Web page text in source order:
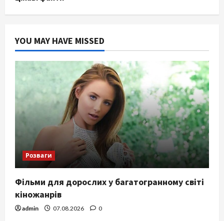
YOU MAY HAVE MISSED
Розваги
Фільми для дорослих у багатогранному світі
кіножанрів
admin 07.08.2026 0